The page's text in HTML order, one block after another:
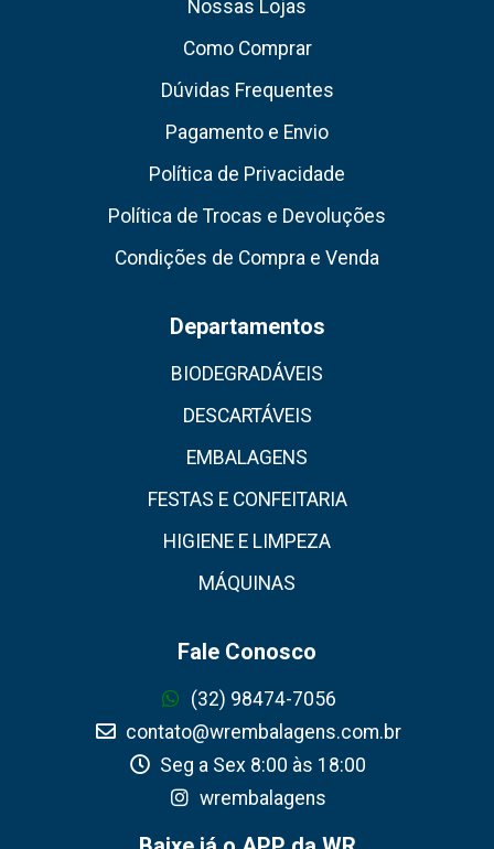
Nossas Lojas
Como Comprar
Dúvidas Frequentes
Pagamento e Envio
Política de Privacidade
Política de Trocas e Devoluções
Condições de Compra e Venda
Departamentos
BIODEGRADÁVEIS
DESCARTÁVEIS
EMBALAGENS
FESTAS E CONFEITARIA
HIGIENE E LIMPEZA
MÁQUINAS
Fale Conosco
(32) 98474-7056
contato@wrembalagens.com.br
Seg a Sex 8:00 às 18:00
wrembalagens